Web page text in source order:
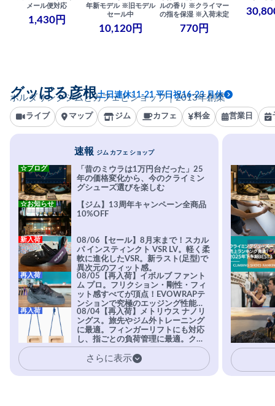
メール便対応
1,430円
年新モデル ※旧モデル
セール中
10,120円
ルの香り ※クライマー
の指を保湿 ※入荷未定
770円
ボルダリングジムとカフェとショップ｜2013年創業
グッぼる彦根土日連休11-21 平日祝16-23 月休
ライブ マップ ジム カフェ 料金 営業日
速報 ジム カフェ ショップ
「昔のミウラは1万円台だった」25
年の価格変化から、今のクライミン
グシューズ選びを楽しむ
☆ブログ
【ジム】13周年キャンペーン全商品
10%OFF
☆お知らせ
08/06【セール】8月末まで！スカル
パ インスティンクト VSR LV。軽く柔
軟に進化したVSR。新ラスト(足型)で
異次元のフィット感。
新入荷
08/05【再入荷】イボルブ ファント
ム プロ。フリクション・剛性・フィ
ット感すべてが頂点！EVOWRAPテ
ンションで究極のエッジング性能を
実現。進化系ラバーEvo-74はTRAX
を凌駕する粘着力で極小ホールドに
安心感。
再入荷
08/04【再入荷】メトリウス ナノリ
ングス。旅先やジム外トレーニング
に最適。フィンガーリフトにも対応
し、指ごとの負荷管理に最適。クラ
イマーの指を本気で鍛えるギア。
再入荷
さらに表示